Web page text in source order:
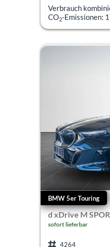
Verbrauch
CO2-Emissionen:
BMW 5er Touring
d xDrive M
sofort lieferbar
4264